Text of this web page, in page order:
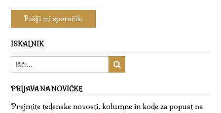
ISKALNIK
PRIJAVA NA NOVIČKE
Prejmite tedenske novosti, kolumne in kode za popust na